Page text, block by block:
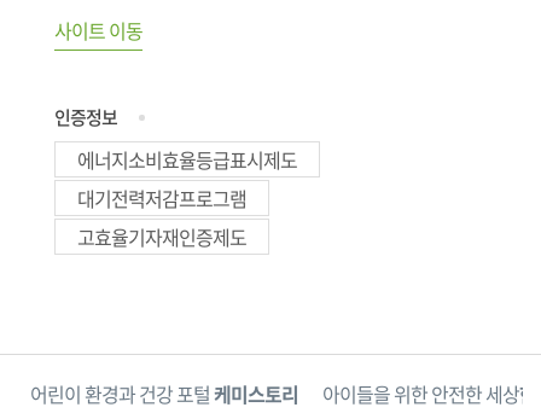
사이트 이동
인증정보
에너지소비효율등급표시제도
대기전력저감프로그램
고효율기자재인증제도
어린이 환경과 건강 포털케미스토리 아이들을 위한 안전한 세상